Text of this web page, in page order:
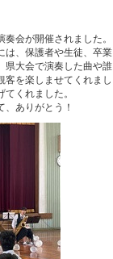
会が開催されました。
は、保護者や生徒、卒業
県大会で演奏した曲や誰
客を楽しませてくれまし
くれました。
ありがとう！